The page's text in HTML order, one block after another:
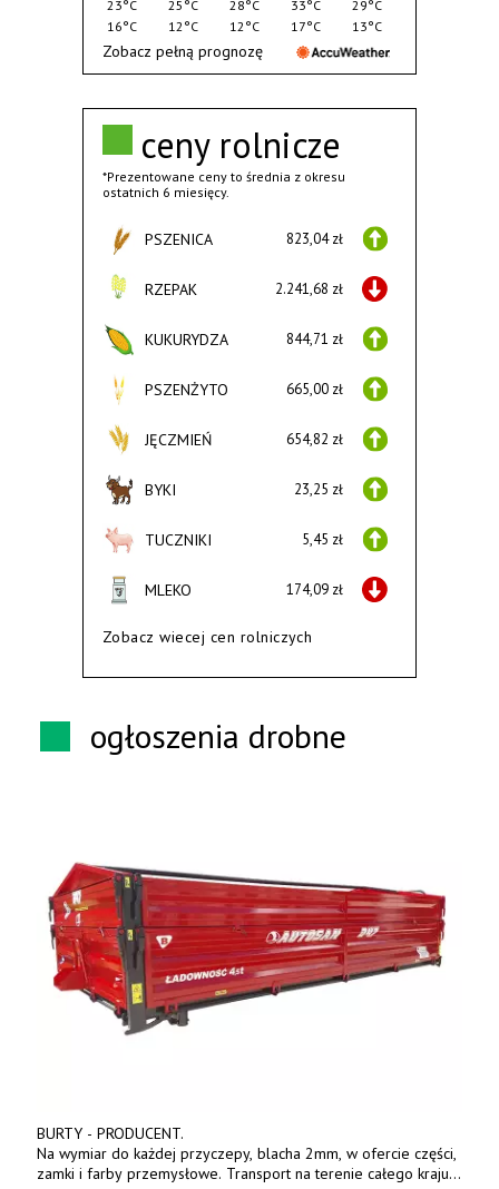
ceny rolnicze
*Prezentowane ceny to średnia z okresu
ostatnich 6 miesięcy.
PSZENICA 823,04 zł
RZEPAK 2.241,68 zł
KUKURYDZA 844,71 zł
PSZENŻYTO 665,00 zł
JĘCZMIEŃ 654,82 zł
BYKI 23,25 zł
TUCZNIKI 5,45 zł
MLEKO 174,09 zł
Zobacz wiecej cen rolniczych
23°C
16°C
25°C
12°C
28°C
12°C
33°C
17°C
29°C
13°C
Zobacz pełną prognozę
ogłoszenia drobne
BURTY - PRODUCENT.
Na wymiar do każdej przyczepy, blacha 2mm, w ofercie części,
zamki i farby przemysłowe. Transport na terenie całego kraju.